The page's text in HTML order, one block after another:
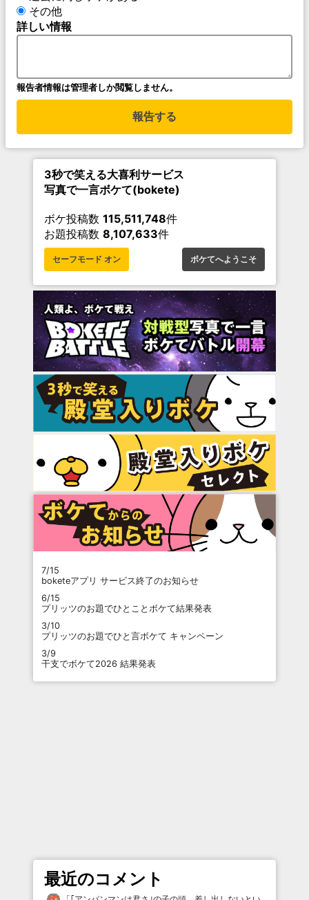
その他
詳しい情報
報告者情報は管理者しか閲覧しません。
報告する
3秒で笑える大喜利サービス
写真で一言ボケて(bokete)
ボケ投稿数 115,511,748件
お題投稿数 8,107,633件
セーフモード オン ボケてへようこそ
7/15
boketeアプリ サービス終了のお知らせ
6/15
プリッツのお題でひとことボケて結果発表
3/10
プリッツのお題でひと言ボケて キャンペーン
3/9
干支でボケて2026 結果発表
最近のコメント